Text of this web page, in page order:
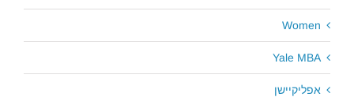
Women
Yale MBA
אפליקיישן